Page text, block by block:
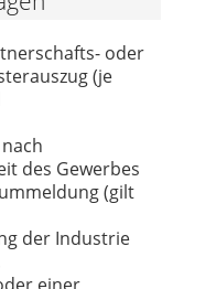
oder
(je
des Gewerbes
(gilt
der Industrie
einer